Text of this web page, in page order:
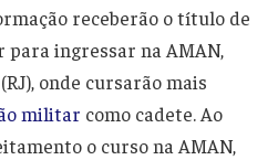
receberão o título de
para ingressar na AMAN,
onde cursarão mais
militar como cadete. Ao
o curso na AMAN,